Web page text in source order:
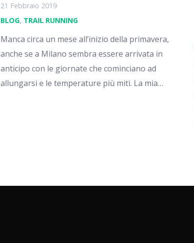
21 Febbraio 2019
BLOG, TRAIL RUNNING
Manca circa un mese all’inizio della primavera,
anche se a Milano sembra essere arrivata in
anticipo con le giornate che cominciano ad
allungarsi e le temperature più miti. La mia…